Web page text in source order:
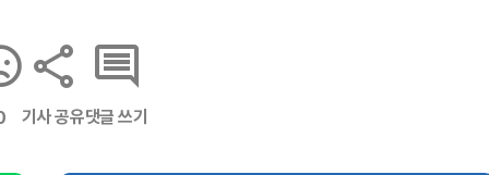
기사 공유댓글 쓰기